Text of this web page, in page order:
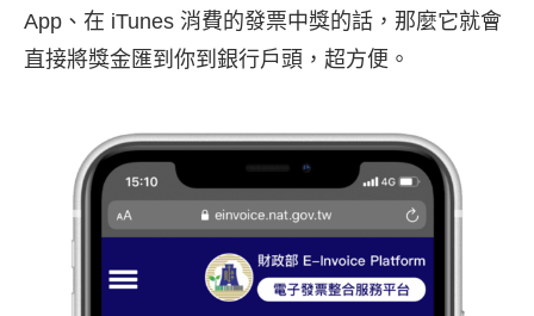
App、在 iTunes 消費的發票中獎的話，那麼它就會
直接將獎金匯到你到銀行戶頭，超方便。